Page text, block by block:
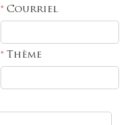
*Courriel
*Thème